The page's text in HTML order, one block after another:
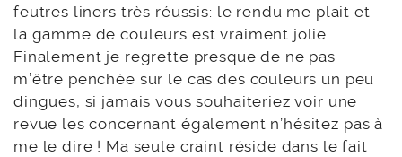
feutres liners très réussis: le rendu me plait et
la gamme de couleurs est vraiment jolie.
Finalement je regrette presque de ne pas
m’être penchée sur le cas des couleurs un peu
dingues, si jamais vous souhaiteriez voir une
revue les concernant également n’hésitez pas à
me le dire ! Ma seule craint réside dans le fait